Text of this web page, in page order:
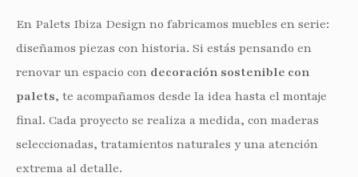
En Palets Ibiza Design no fabricamos muebles en serie:
diseñamos piezas con historia. Si estás pensando en
renovar un espacio con decoración sostenible con
palets, te acompañamos desde la idea hasta el montaje
final. Cada proyecto se realiza a medida, con maderas
seleccionadas, tratamientos naturales y una atención
extrema al detalle.